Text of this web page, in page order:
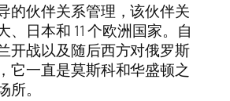
的伙伴关系管理，该伙伴关
、日本和 11 个欧洲国家。自
开战以及随后西方对俄罗斯
它一直是莫斯科和华盛顿之
。